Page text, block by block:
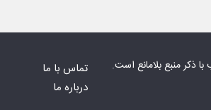
ذکر منبع بلامانع است.
تماس با ما
درباره ما